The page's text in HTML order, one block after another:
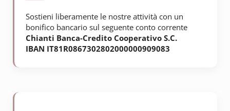
Sostieni liberamente le nostre attività con un
bonifico bancario sul seguente conto corrente
Chianti Banca-Credito Cooperativo S.C.
IBAN IT81R0867302802000000909083